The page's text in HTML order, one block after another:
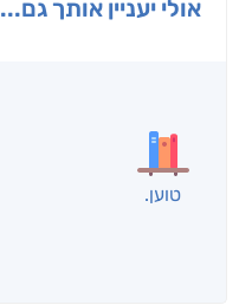
אולי יעניין אותך גם...